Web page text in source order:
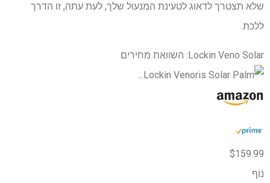
שלא תצטרך לדאוג לטעינת המנעול שלך, לעת עתה, זו הדרך
ללכת.
Lockin Veno Solar: השוואת מחירים
$159.99
נוֹף